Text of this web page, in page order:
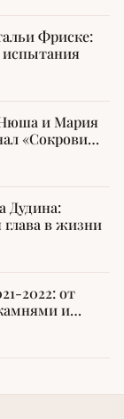
Фриске:
испытания
и Мария
«Сокровищ
Дудина:
глава в жизни
2022: от
и